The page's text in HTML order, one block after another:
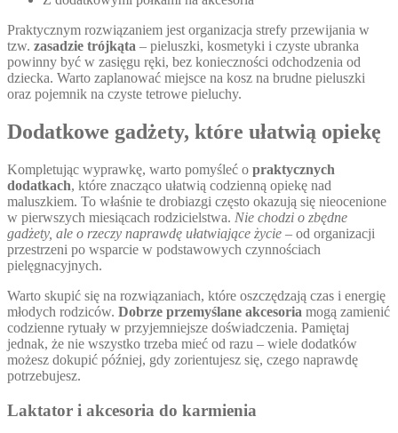
Praktycznym rozwiązaniem jest organizacja strefy przewijania w
tzw. zasadzie trójkąta – pieluszki, kosmetyki i czyste ubranka
powinny być w zasięgu ręki, bez konieczności odchodzenia od
dziecka. Warto zaplanować miejsce na kosz na brudne pieluszki
oraz pojemnik na czyste tetrowe pieluchy.
Dodatkowe gadżety, które ułatwią opiekę
Kompletując wyprawkę, warto pomyśleć o praktycznych
dodatkach, które znacząco ułatwią codzienną opiekę nad
maluszkiem. To właśnie te drobiazgi często okazują się nieocenione
w pierwszych miesiącach rodzicielstwa. Nie chodzi o zbędne
gadżety, ale o rzeczy naprawdę ułatwiające życie – od organizacji
przestrzeni po wsparcie w podstawowych czynnościach
pielęgnacyjnych.
Warto skupić się na rozwiązaniach, które oszczędzają czas i energię
młodych rodziców. Dobrze przemyślane akcesoria mogą zamienić
codzienne rytuały w przyjemniejsze doświadczenia. Pamiętaj
jednak, że nie wszystko trzeba mieć od razu – wiele dodatków
możesz dokupić później, gdy zorientujesz się, czego naprawdę
potrzebujesz.
Laktator i akcesoria do karmienia